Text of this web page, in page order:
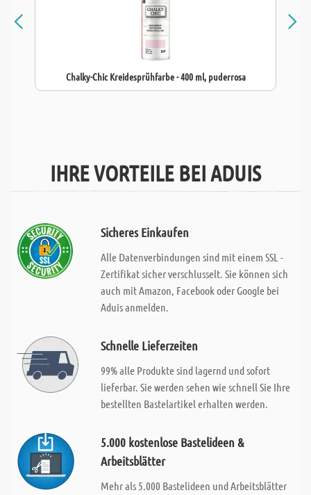
Chalky-Chic Kreidesprühfarbe - 400 ml, puderrosa
IHRE VORTEILE BEI ADUIS
Sicheres Einkaufen
Alle Datenverbindungen sind mit einem SSL -
Zertifikat sicher verschlusselt. Sie können sich
auch mit Amazon, Facebook oder Google bei
Aduis anmelden.
Schnelle Lieferzeiten
99% alle Produkte sind lagernd und sofort
lieferbar. Sie werden sehen wie schnell Sie Ihre
bestellten Bastelartikel erhalten werden.
5.000 kostenlose Bastelideen &
Arbeitsblätter
Mehr als 5.000 Bastelideen und Arbeitsblätter